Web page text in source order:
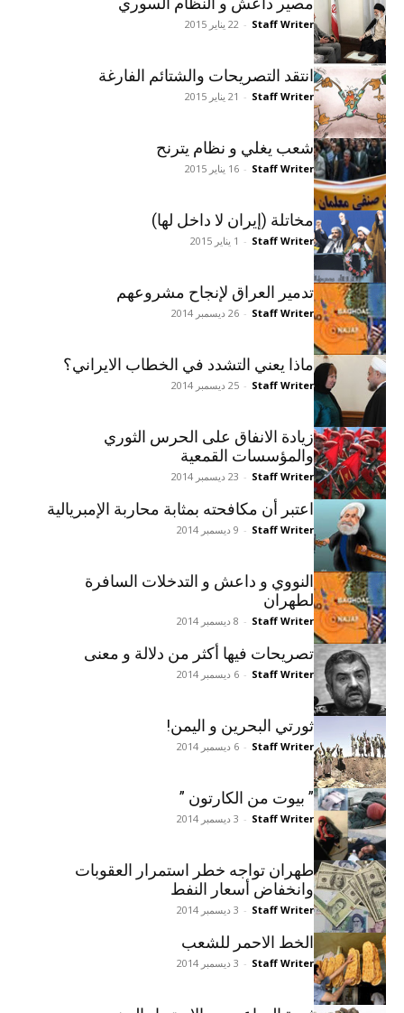
Staff Writer
- 22 يناير 2015
انتقد التصريحات والشتائم الفارغة
Staff Writer
- 21 يناير 2015
شعب يغلي و نظام يترنح
Staff Writer
- 16 يناير 2015
مخاتلة (إيران لا داخل لها)
Staff Writer
- 1 يناير 2015
تدمير العراق لإنجاح مشروعهم
Staff Writer
- 26 ديسمبر 2014
ماذا يعني التشدد في الخطاب الايراني؟
Staff Writer
- 25 ديسمبر 2014
زيادة الانفاق على الحرس الثوري
والمؤسسات القمعية
Staff Writer
- 23 ديسمبر 2014
اعتبر أن مكافحته بمثابة محاربة الإمبريالية
Staff Writer
- 9 ديسمبر 2014
النووي و داعش و التدخلات السافرة
لطهران
Staff Writer
- 8 ديسمبر 2014
تصريحات فيها أکثر من دلالة و معنى
Staff Writer
- 6 ديسمبر 2014
ثورتي البحرين و اليمن!
Staff Writer
- 6 ديسمبر 2014
” بيوت من الکارتون ”
Staff Writer
- 3 ديسمبر 2014
طهران تواجه خطر استمرار العقوبات
وانخفاض أسعار النفط
Staff Writer
- 3 ديسمبر 2014
الخط الاحمر للشعب
Staff Writer
- 3 ديسمبر 2014